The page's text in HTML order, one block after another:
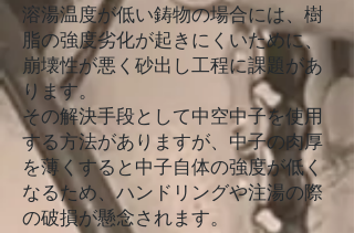
溶湯温度が低い鋳物の場合には、樹
脂の強度劣化が起きにくいために、
崩壊性が悪く砂出し工程に課題があ
ります。
その解決手段として中空中子を使用
する方法がありますが、中子の肉厚
を薄くすると中子自体の強度が低く
なるため、ハンドリングや注湯の際
の破損が懸念されます。